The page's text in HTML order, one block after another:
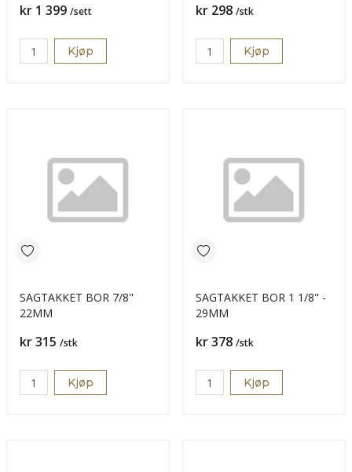
Pris
kr 1 399 /sett
Kjøp
Pris
kr 298 /stk
Kjøp
SAGTAKKET BOR 7/8"
22MM
Pris
kr 315 /stk
Kjøp
SAGTAKKET BOR 1 1/8" -
29MM
Pris
kr 378 /stk
Kjøp